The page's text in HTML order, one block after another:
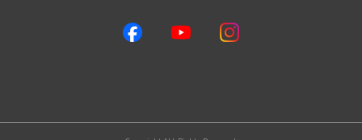
宇都宮宝木店